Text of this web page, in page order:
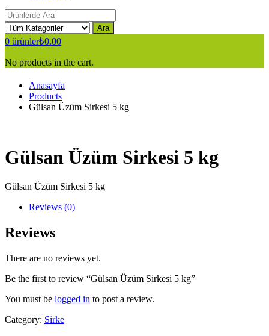
Ara
0 ürünler₺0.00
No products in the cart.
Anasayfa
Products
Gülsan Üzüm Sirkesi 5 kg
Gülsan Üzüm Sirkesi 5 kg
Gülsan Üzüm Sirkesi 5 kg
Reviews (0)
Reviews
There are no reviews yet.
Be the first to review “Gülsan Üzüm Sirkesi 5 kg”
You must be logged in to post a review.
Category: Sirke